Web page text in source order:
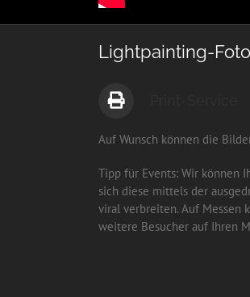
Lightpainting-
Auf Wunsch können die
Tipp für Events: Wir können
sich diese mittels der
viral verbreiten. Auf Messen
weitere Besucher auf Ihren